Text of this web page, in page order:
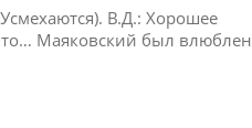
В.Д.: Хорошее
Маяковский был влюблен